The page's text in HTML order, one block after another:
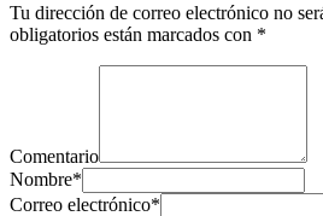
Tu dirección de correo electrónico no
obligatorios están marcados con *
Comentario
Nombre*
Correo electrónico*